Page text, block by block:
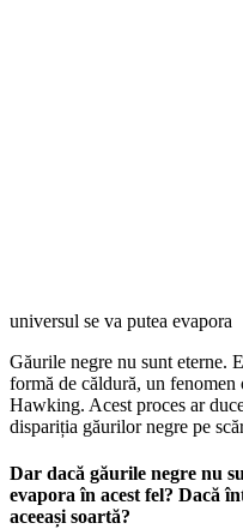
universul se va putea evapora
Găurile negre nu sunt eterne.
formă de căldură, un
Hawking. Acest proces ar
dispariția găurilor negre pe
Dar dacă găurile negre nu
evapora în acest fel? Dacă
aceeași soartă?